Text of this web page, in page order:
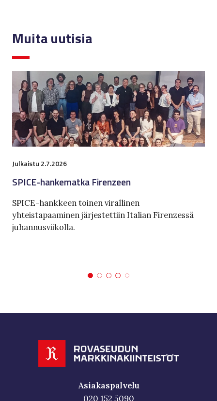
Muita uutisia
Julkaistu 2.7.2026
SPICE-hankematka Firenzeen
SPICE-hankkeen toinen virallinen
yhteistapaaminen järjestettiin Italian Firenzessä
juhannusviikolla.
Asiakaspalvelu
020 152 5090